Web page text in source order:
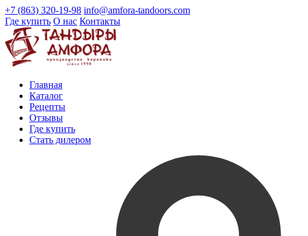
+7 (863) 320-19-98 info@amfora-tandoors.com
Где купить О нас Контакты
Главная
Каталог
Рецепты
Отзывы
Где купить
Стать дилером